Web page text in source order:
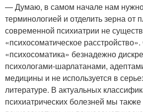
— Думаю, в самом начале нам нужно
терминологией и отделить зерна от
современной психиатрии не
«психосоматическое
«психосоматика» безнадежно
психологами-шарлатанами,
медицины и не используется в
литературе. В актуальных
психиатрических болезней мы